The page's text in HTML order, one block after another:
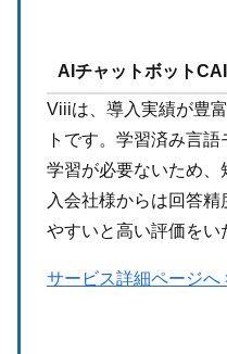
AIチャットボット
Viiiは、導入実績が豊
トです。学習済み言
学習が必要ないため
入会社様からは回答
やすいと高い評価をい
サービス詳細ページへ